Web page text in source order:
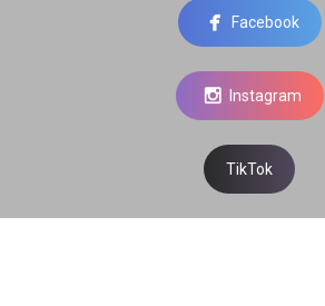
Facebook
Instagram
TikTok